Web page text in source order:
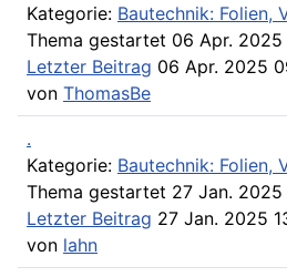
Kategorie: Bautechnik: Folien,
Thema gestartet 06 Apr.
Letzter Beitrag 06 Apr. 2025
von ThomasBe
.
Kategorie: Bautechnik: Folien,
Thema gestartet 27 Jan. 2025
Letzter Beitrag 27 Jan. 2025
von lahn